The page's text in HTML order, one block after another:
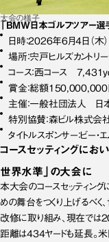
大会の様子
「BMW日本ゴルフツアー
日時：2026年6月4日（木）
場所：宍戸ヒルズカントリ
コース：西コース　
賞金：総額
特別協賛：森ビル株式会
タイトルスポンサー：ビー・
コースセッティングにおい
世界水準」の大会に
本大会のコースセッティン
めの舞台をつくり上げるべく
改修に取り組み、現在で
距離は434ヤードも延長。